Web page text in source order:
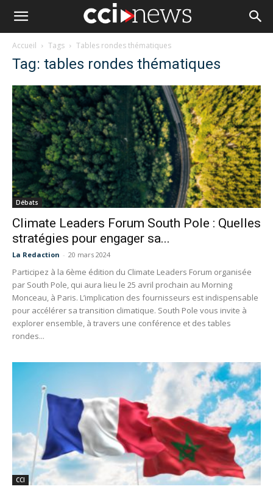
Accueil Tags Tables rondes thématiques
Tag: tables rondes thématiques
Débats
Climate Leaders Forum South Pole : Quelles
stratégies pour engager sa...
La Redaction - 20 mars 2024
Participez à la 6ème édition du Climate Leaders Forum organisée
par South Pole, qui aura lieu le 25 avril prochain au Morning
Monceau, à Paris. L’implication des fournisseurs est indispensable
pour accélérer sa transition climatique. South Pole vous invite à
explorer ensemble, à travers une conférence et des tables
rondes...
CCI